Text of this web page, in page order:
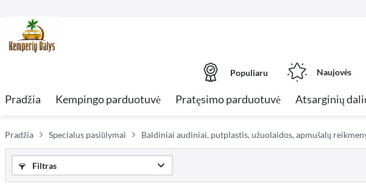
Populiaru Naujovės
Pradžia Kempingo parduotuvė Pratęsimo parduotuvė Atsarginių
Pradžia Specialus pasiūlymai Baldiniai audiniai, putplastis, užuolaidos, apmušalų
Filtras